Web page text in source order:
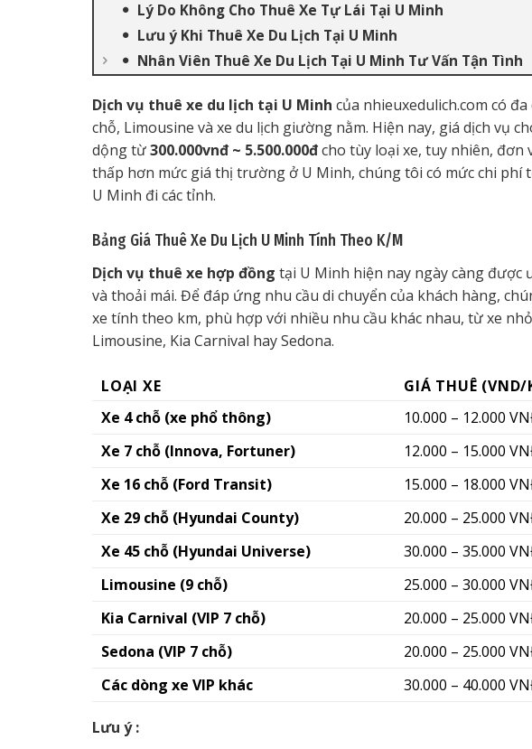
Lý Do Không Cho Thuê Xe Tự Lái Tại U Minh
Lưu ý Khi Thuê Xe Du Lịch Tại U Minh
Nhân Viên Thuê Xe Du Lịch Tại U Minh Tư Vấn Tận Tình
Dịch vụ thuê xe du lịch tại U Minh của nhieuxedulich.com có
chỗ, Limousine và xe du lịch giường nằm. Hiện nay, giá dịch vụ
dộng từ300.000vnđ ~ 5.500.000đcho tùy loại xe, tuy nhiên, đơn
thấp hơn mức giá thị trường ở U Minh, chúng tôi có mức chi phí
U Minh đi các tỉnh.
Bảng Giá Thuê Xe Du Lịch U Minh Tính Theo K/M
Dịch vụ thuê xe hợp đồng tại U Minh hiện nay ngày càng
và thoải mái. Để đáp ứng nhu cầu di chuyển của khách hàng,
xe tính theo km, phù hợp với nhiều nhu cầu khác nhau, từ xe
Limousine, Kia Carnival hay Sedona.
LOẠI XE GIÁ THUÊ (VND/
Xe 4 chỗ (xe phổ thông)
10.000 – 12.000
Xe 7 chỗ (Innova, Fortuner)
12.000 – 15.000
Xe 16 chỗ (Ford Transit)
15.000 – 18.000
Xe 29 chỗ (Hyundai County)
20.000 – 25.000
Xe 45 chỗ (Hyundai Universe)
30.000 – 35.000
Limousine (9 chỗ)
25.000 – 30.000
Kia Carnival (VIP 7 chỗ)
20.000 – 25.000
Sedona (VIP 7 chỗ)
20.000 – 25.000
Các dòng xe VIP khác
30.000 – 40.000
Lưu ý :